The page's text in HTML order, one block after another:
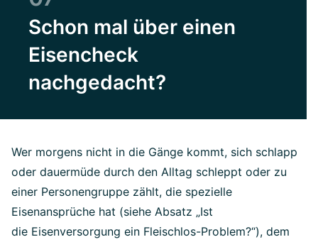
Schon mal über einen
Eisencheck
nachgedacht?
Wer morgens nicht in die Gänge kommt, sich schlapp
oder dauermüde durch den Alltag schleppt oder zu
einer Personengruppe zählt, die spezielle
Eisenansprüche hat (siehe Absatz „Ist
die Eisenversorgung ein Fleischlos-Problem?“), dem